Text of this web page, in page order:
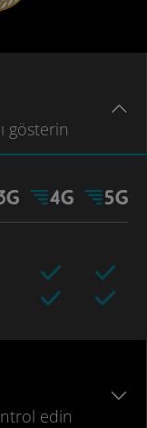
gösterin
edin